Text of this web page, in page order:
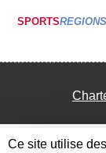
SPORTSREGIONS
Ce site utilise